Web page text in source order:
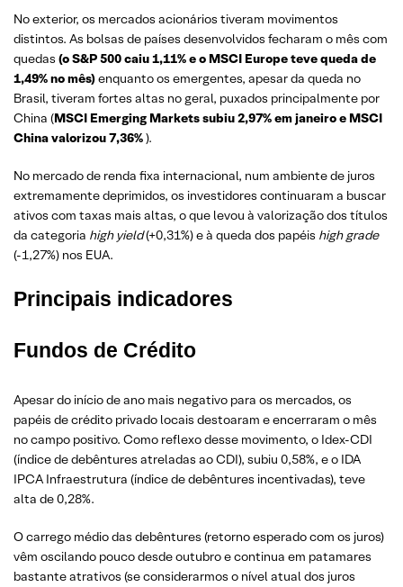
No exterior, os mercados acionários tiveram movimentos
distintos. As bolsas de países desenvolvidos fecharam o mês com
quedas (o S&P 500 caiu 1,11% e o MSCI Europe teve queda de
1,49% no mês)enquanto os emergentes, apesar da queda no
Brasil, tiveram fortes altas no geral, puxados principalmente por
China (MSCI Emerging Markets subiu 2,97% em janeiro e MSCI
China valorizou 7,36%).
No mercado de renda fixa internacional, num ambiente de juros
extremamente deprimidos, os investidores continuaram a buscar
ativos com taxas mais altas, o que levou à valorização dos títulos
da categoria high yield(+0,31%) e à queda dos papéis high grade
(-1,27%) nos EUA.
Principais indicadores
Fundos de Crédito
Apesar do início de ano mais negativo para os mercados, os
papéis de crédito privado locais destoaram e encerraram o mês
no campo positivo. Como reflexo desse movimento, o Idex-CDI
(índice de debêntures atreladas ao CDI), subiu 0,58%, e o IDA
IPCA Infraestrutura (índice de debêntures incentivadas), teve
alta de 0,28%.
O carrego médio das debêntures (retorno esperado com os juros)
vêm oscilando pouco desde outubro e continua em patamares
bastante atrativos (se considerarmos o nível atual dos juros